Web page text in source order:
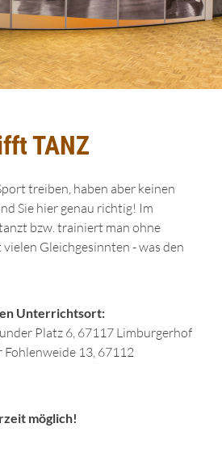
TANZ
treiben, haben aber keinen
Sie hier genau richtig! Im
bzw. trainiert man ohne
Gleichgesinnten - was den
Unterrichtsort:
Platz 6, 67117 Limburgerhof
13, 67112
möglich!